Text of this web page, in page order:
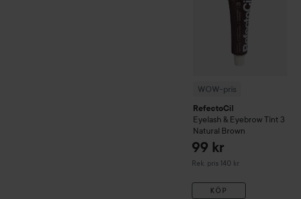
WOW-pris
RefectoCil
Eyelash & Eyebrow Tint 3
Natural Brown
99 kr
Rek. pris 140 kr
Rekommenderat pris 140 kr
KÖP